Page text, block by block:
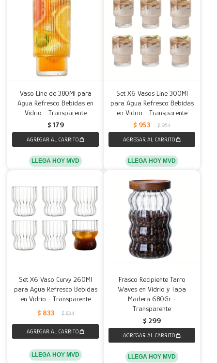
Vaso Line de 380Ml para
Agua Refresco Bebidas en
Vidrio - Transparente
$ 179
LLEGA HOY MVD
Set X6 Vasos Line 300Ml
para Agua Refresco Bebidas
en Vidrio - Transparente
$ 953 $ 954
LLEGA HOY MVD
Set X6 Vaso Curvy 260Ml
para Agua Refresco Bebidas
en Vidrio - Transparente
$ 833 $ 834
LLEGA HOY MVD
Frasco Recipiente Tarro
Waves en Vidrio y Tapa
Madera 680Gr -
Transparente
$ 299
LLEGA HOY MVD